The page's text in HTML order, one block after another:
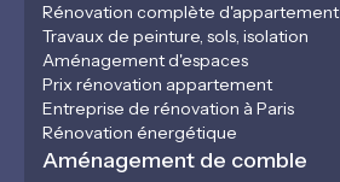
Rénovation complète d'appartement
Travaux de peinture, sols, isolation
Aménagement d'espaces
Prix rénovation appartement
Entreprise de rénovation à Paris
Rénovation énergétique
Aménagement de comble